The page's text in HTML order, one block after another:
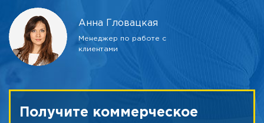
Анна Гловацкая
Менеджер по работе с
клиентами
Получите коммерческое